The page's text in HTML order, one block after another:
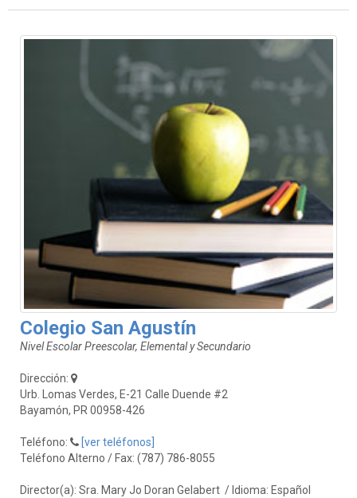
Colegio San Agustín
Nivel Escolar Preescolar, Elemental y Secundario
Dirección:
Urb. Lomas Verdes, E-21 Calle Duende #2
Bayamón, PR 00958-426
Teléfono:
[ver teléfonos]
Teléfono Alterno / Fax: (787) 786-8055
Director(a): Sra. Mary Jo Doran Gelabert / Idioma: Español